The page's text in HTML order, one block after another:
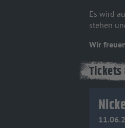
Es wird
stehen
Wir